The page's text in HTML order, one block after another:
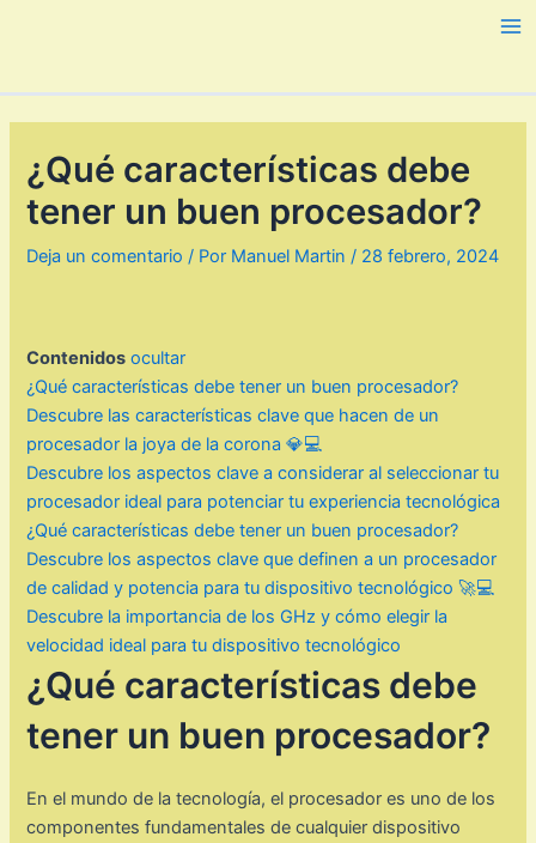
¿Qué características debe
tener un buen procesador?
Deja un comentario / Por Manuel Martin/ 28 febrero, 2024
Contenidos ocultar
¿Qué características debe tener un buen procesador?
Descubre las características clave que hacen de un
procesador la joya de la corona 💎💻
Descubre los aspectos clave a considerar al seleccionar tu
procesador ideal para potenciar tu experiencia tecnológica
¿Qué características debe tener un buen procesador?
Descubre los aspectos clave que definen a un procesador
de calidad y potencia para tu dispositivo tecnológico 🚀💻
Descubre la importancia de los GHz y cómo elegir la
velocidad ideal para tu dispositivo tecnológico
¿Qué características debe
tener un buen procesador?
En el mundo de la tecnología, el procesador es uno de los
componentes fundamentales de cualquier dispositivo